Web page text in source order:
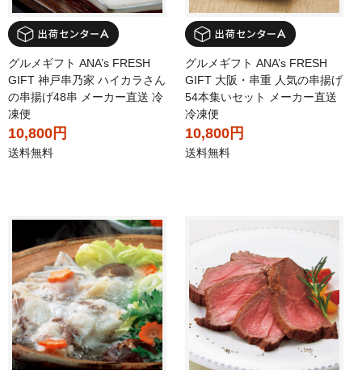
グルメギフト ANA’s FRESH
GIFT 神戸串乃家 ハイカラさん
の串揚げ48串 メーカー直送 冷
凍便
10,800円
送料無料
グルメギフト ANA’s FRESH
GIFT 大阪・串重 人気の串揚げ
54本集いセット メーカー直送
冷凍便
10,800円
送料無料